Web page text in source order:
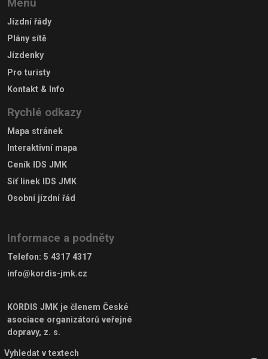
Menu
Jízdní řády
Plány sítě
Jízdenky
Pro turisty
Kontakt & Info
Rychlé odkazy
Mapa stránek
Interaktivní mapa
Ceník IDS JMK
Síť linek IDS JMK
Osobní jízdní řád
Informace a podněty
Telefon: 5 4317 4317
info@kordis-jmk.cz
KORDIS JMK je členem České
asociace organizátorů veřejné
dopravy, z. s.
Vyhledat v textech